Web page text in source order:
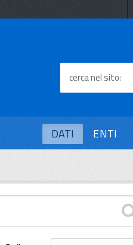
cerca nel sito
DATI ENTI